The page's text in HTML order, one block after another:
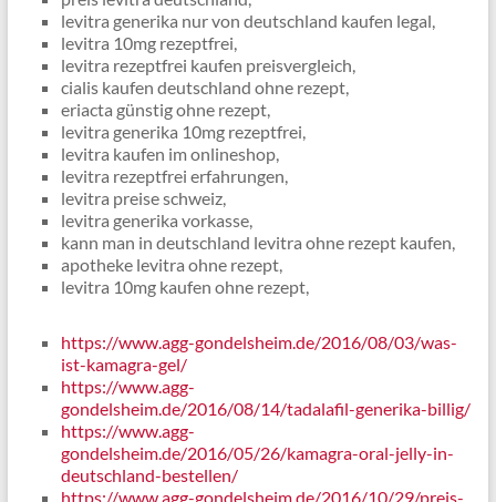
levitra generika nur von deutschland kaufen legal,
levitra 10mg rezeptfrei,
levitra rezeptfrei kaufen preisvergleich,
cialis kaufen deutschland ohne rezept,
eriacta günstig ohne rezept,
levitra generika 10mg rezeptfrei,
levitra kaufen im onlineshop,
levitra rezeptfrei erfahrungen,
levitra preise schweiz,
levitra generika vorkasse,
kann man in deutschland levitra ohne rezept kaufen,
apotheke levitra ohne rezept,
levitra 10mg kaufen ohne rezept,
https://www.agg-gondelsheim.de/2016/08/03/was-
ist-kamagra-gel/
https://www.agg-
gondelsheim.de/2016/08/14/tadalafil-generika-billig/
https://www.agg-
gondelsheim.de/2016/05/26/kamagra-oral-jelly-in-
deutschland-bestellen/
https://www.agg-gondelsheim.de/2016/10/29/preis-